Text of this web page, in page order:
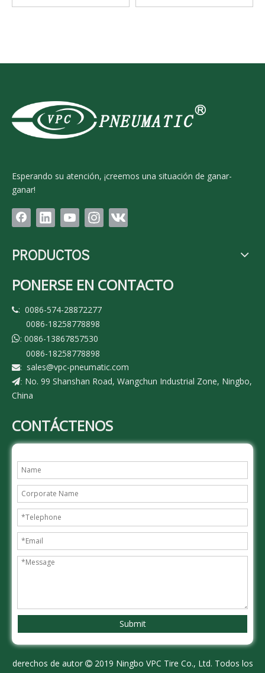
serie Mal
estándar de doble efecto
Esperando su atención, ¡creemos una situación de ganar-
ganar!
PRODUCTOS
PONERSE EN CONTACTO
: 0086-574-28872277
0086-18258778898
: 0086-13867857530
0086-18258778898
: sales@vpc-pneumatic.com
: No. 99 Shanshan Road, Wangchun Industrial Zone, Ningbo,
China
CONTÁCTENOS
Submit
derechos de autor 2019 Ningbo VPC Tire Co., Ltd. Todos los